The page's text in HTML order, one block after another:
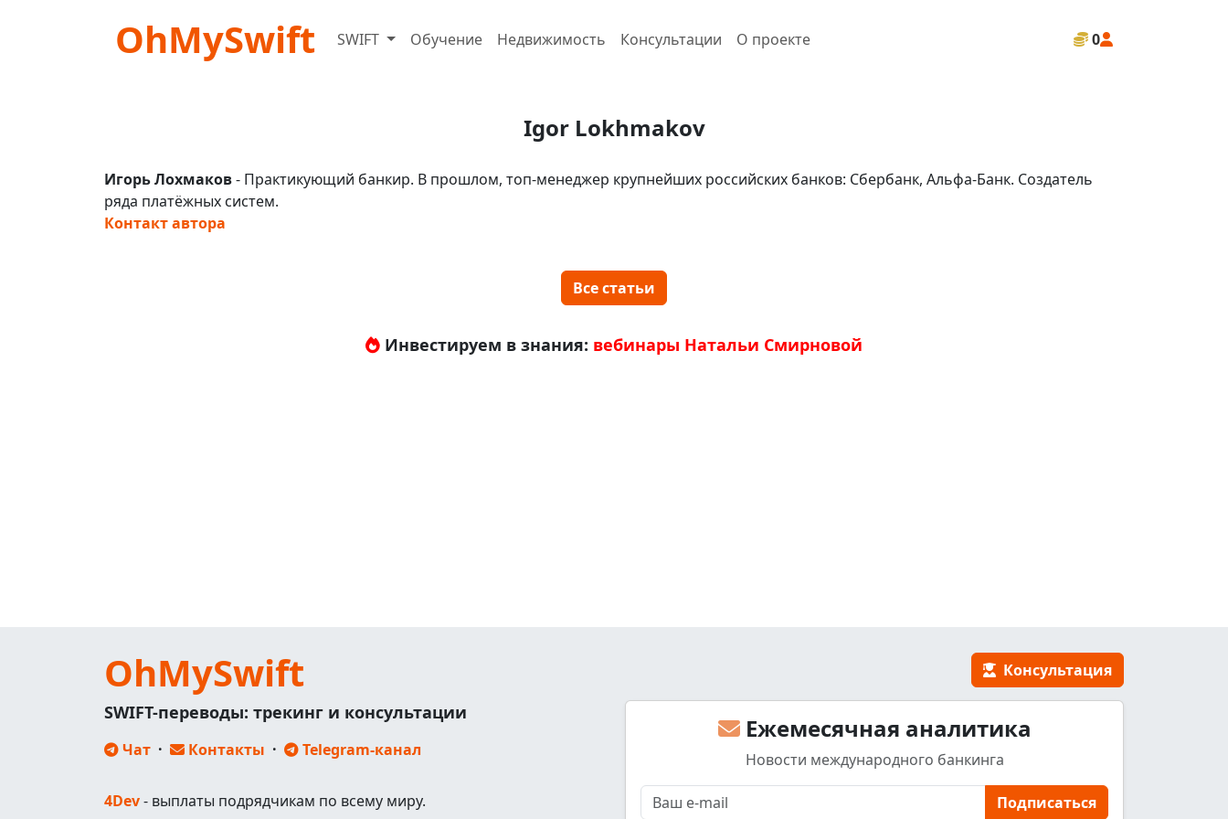
OhMySwift SWIFT Обучение Недвижимость Консультации О проекте 0
Igor Lokhmakov
Игорь Лохмаков- Практикующий банкир. В прошлом, топ-менеджер крупнейших российских банков: Сбербанк, Альфа-Банк. Создатель
ряда платёжных систем.
Контакт автора
Все статьи
Инвестируем в знания: вебинары Натальи Смирновой
OhMySwift Консультация
SWIFT-переводы: трекинг и консультации
Чат · Контакты · Telegram-канал
4Dev- выплаты подрядчикам по всему миру.
Ежемесячная аналитика
Новости международного банкинга
Подписаться